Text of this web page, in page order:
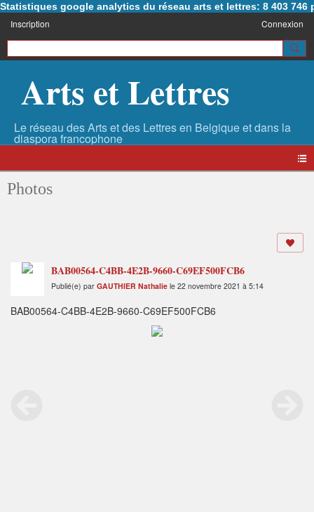
Statistiques google analytics du réseau arts et lettres: 8 403 746
Inscription Connexion
Arts et Lettres
Photos
BAB00564-C4BB-4E2B-9660-C69EF500FCB6
Publié(e) par GAUTHIER Nathalie le 22 novembre 2021 à 5:14
BAB00564-C4BB-4E2B-9660-C69EF500FCB6